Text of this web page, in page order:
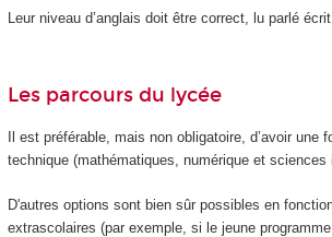
Leur niveau d’anglais doit être correct, lu parlé
Les parcours du lycée
Il est préférable, mais non obligatoire, d’avoir une
technique (mathématiques, numérique et sciences
D'autres options sont bien sûr possibles en
extrascolaires (par exemple, si le jeune